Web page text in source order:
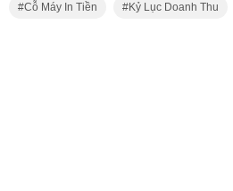
Cỗ Máy In Tiền Kỷ Lục Doanh Thu